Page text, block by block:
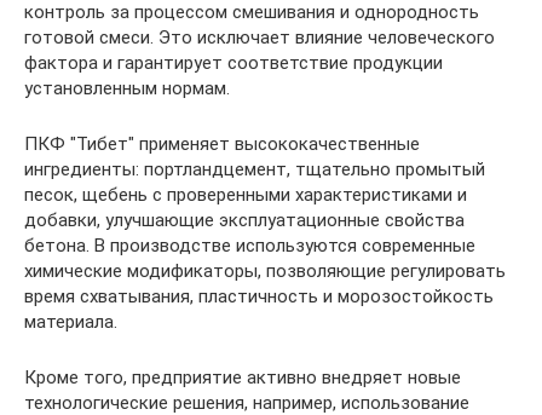
контроль за процессом смешивания и однородность
готовой смеси. Это исключает влияние человеческого
фактора и гарантирует соответствие продукции
установленным нормам.
ПКФ "Тибет" применяет высококачественные
ингредиенты: портландцемент, тщательно промытый
песок, щебень с проверенными характеристиками и
добавки, улучшающие эксплуатационные свойства
бетона. В производстве используются современные
химические модификаторы, позволяющие регулировать
время схватывания, пластичность и морозостойкость
материала.
Кроме того, предприятие активно внедряет новые
технологические решения, например, использование